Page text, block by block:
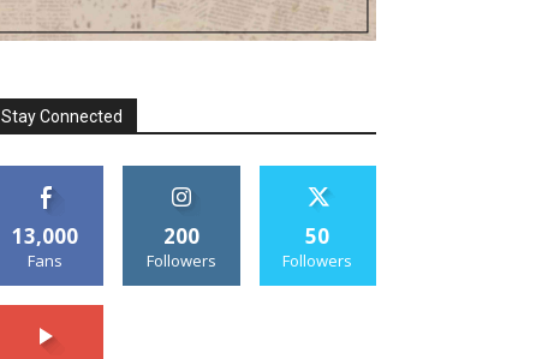
Stay Connected
13,000
Fans
200
Followers
50
Followers